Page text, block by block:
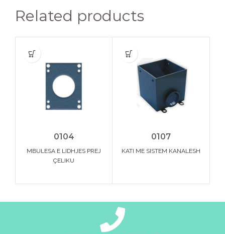
Related products
0104
MBULESA E LIDHJES PREJ
ÇELIKU
0107
KATI ME SISTEM KANALESH